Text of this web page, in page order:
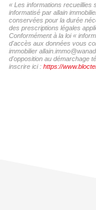
« Les informations recueillies
informatisé par allain
conservées pour la durée
des prescriptions légales
Conformément à la loi «
d'accès aux données vous
immobilier
d'opposition au démarchage
inscrire ici : https://